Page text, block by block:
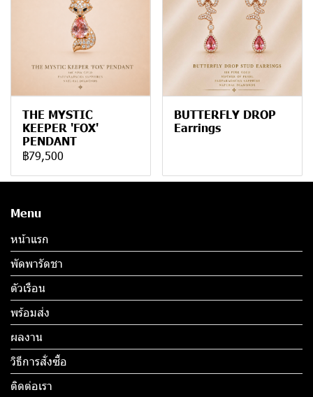
THE MYSTIC
KEEPER 'FOX'
PENDANT
฿79,500
BUTTERFLY DROP
Earrings
Menu
หน้าแรก
พัดพารัดชา
ตัวเรือน
พร้อมส่ง
ผลงาน
วิธีการสั่งซื้อ
ติดต่อเรา